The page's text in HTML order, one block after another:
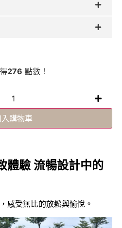
276 點數！
入購物車
體驗 流暢設計中的
感受無比的放鬆與愉悅。